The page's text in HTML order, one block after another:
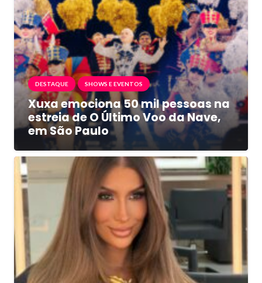
DESTAQUE SHOWS E EVENTOS
Xuxa emociona 50 mil pessoas na
estreia de O Último Voo da Nave,
em São Paulo